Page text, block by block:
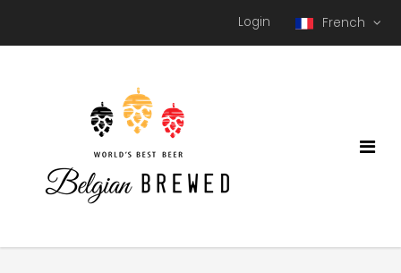
Login French